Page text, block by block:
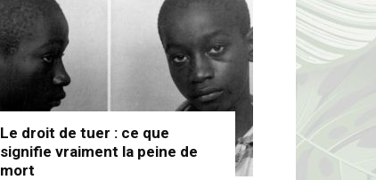
Le droit de tuer : ce que
signifie vraiment la peine de
mort